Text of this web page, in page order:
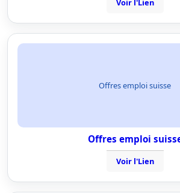
Voir l'Lien
Offres emploi suisse
Offres emploi
Voir l'Lien